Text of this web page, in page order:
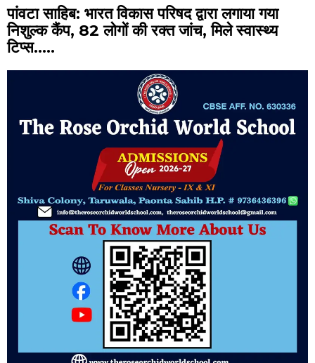
पांवटा साहिब: भारत विकास परिषद द्वारा लगाया गया
निशुल्क कैंप, 82 लोगों की रक्त जांच, मिले स्वास्थ्य
टिप्स…..